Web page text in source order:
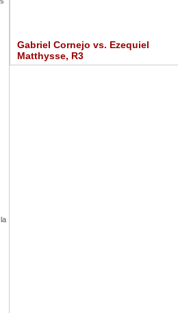
Gabriel Cornejo vs. Ezequiel
Matthysse, R3